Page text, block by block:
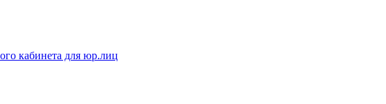
кабинета для юр.лиц